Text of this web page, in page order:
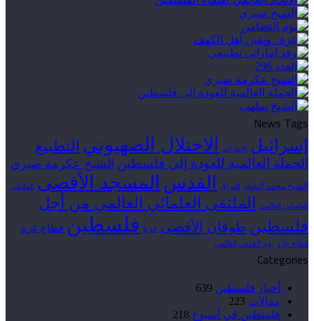
News Tags
إسرائيل الإمارات الاحتلال الصهيوني التطبيع
الحملة العالمية للعودة إلى فلسطين الشيخ عكرمة صبري
الشيخ محمد الناوي العراق القدس المسجد الأقصى الملتقى
العلمائي العالمي
الملتقى العلمائي العالمي من أجل
فلسطين طوفان الأقصى غزة فلسطين قطاع غزة
قطاع غزّة يوم القدس العالمي
Categories
أخبار فلسطين 639
مقالات 223
فلسطين في أسبوع 218